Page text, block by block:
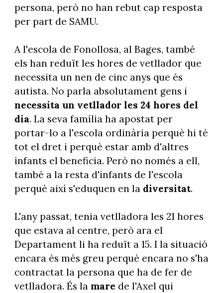
persona, però no han rebut cap resposta
per part de SAMU.
A l'escola de Fonollosa, al Bages, també
els han reduït les hores de vetllador que
necessita un nen de cinc anys que és
autista. No parla absolutament gens i
necessita un vetllador les 24 hores del
dia. La seva família ha apostat per
portar-lo a l'escola ordinària perquè hi té
tot el dret i perquè estar amb d'altres
infants el beneficia. Però no només a ell,
també a la resta d'infants de l'escola
perquè així s'eduquen en ladiversitat.
L'any passat, tenia vetlladora les 21 hores
que estava al centre, però ara el
Departament li ha reduït a 15. I la situació
encara és més greu perquè encara no s'ha
contractat la persona que ha de fer de
vetlladora. És la mare de l'Axel qui